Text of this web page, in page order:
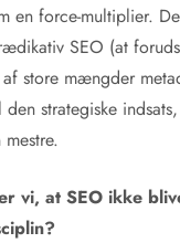
en force-multiplier.
SEO (at
store mængder
strategiske
vi, at SEO ikke